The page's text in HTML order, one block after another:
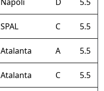
SPAL C 5.5
Atalanta A 5.5
Atalanta C 5.5